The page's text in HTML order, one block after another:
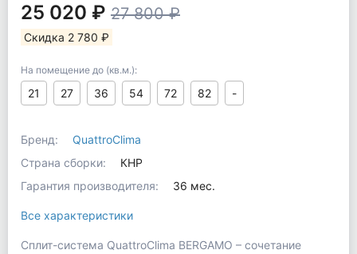
25 020 ₽ 27 800 ₽
Скидка 2 780 ₽
На помещение до (кв.м.):
21 27 36 54 72 82 -
Бренд:
QuattroClima
Страна сборки:
КНР
Гарантия производителя:
36 мес.
Все характеристики
Сплит-система QuattroClima BERGAMO – сочетание